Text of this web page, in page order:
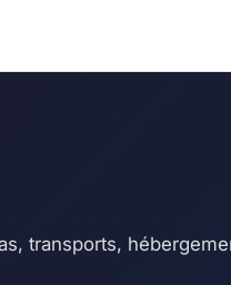
transports,